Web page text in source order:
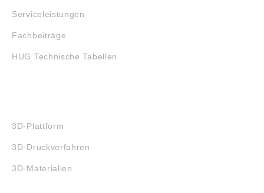
Serviceleistungen
Fachbeiträge
HUG Technische Tabellen
3D-Plattform
3D-Druckverfahren
3D-Materialien